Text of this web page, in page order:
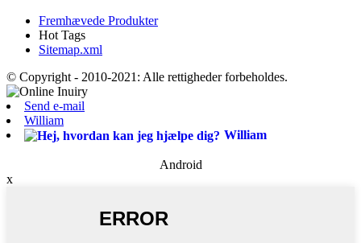
Fremhævede Produkter
Hot Tags
Sitemap.xml
© Copyright - 2010-2021: Alle rettigheder forbeholdes.
Send e-mail
William
William
Android
x